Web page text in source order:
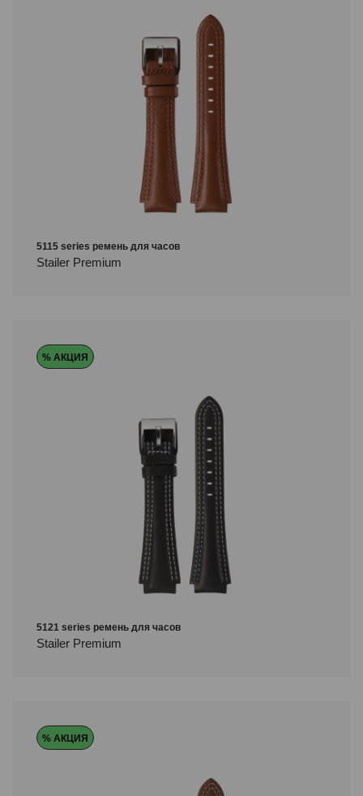
5115 series ремень для часов
Stailer Premium
% АКЦИЯ
5121 series ремень для часов
Stailer Premium
% АКЦИЯ